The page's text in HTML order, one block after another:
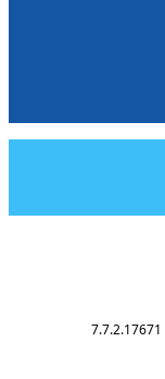
7.7.2.17671